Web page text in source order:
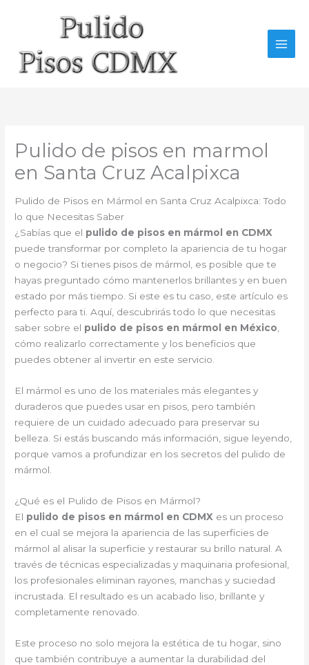
Pulido de pisos en marmol
en Santa Cruz Acalpixca
Pulido de Pisos en Mármol en Santa Cruz Acalpixca: Todo
lo que Necesitas Saber
¿Sabías que el pulido de pisos en mármol en CDMX
puede transformar por completo la apariencia de tu hogar
o negocio? Si tienes pisos de mármol, es posible que te
hayas preguntado cómo mantenerlos brillantes y en buen
estado por más tiempo. Si este es tu caso, este artículo es
perfecto para ti. Aquí, descubrirás todo lo que necesitas
saber sobre el pulido de pisos en mármol en México,
cómo realizarlo correctamente y los beneficios que
puedes obtener al invertir en este servicio.
El mármol es uno de los materiales más elegantes y
duraderos que puedes usar en pisos, pero también
requiere de un cuidado adecuado para preservar su
belleza. Si estás buscando más información, sigue leyendo,
porque vamos a profundizar en los secretos del pulido de
mármol.
¿Qué es el Pulido de Pisos en Mármol?
El pulido de pisos en mármol en CDMX es un proceso
en el cual se mejora la apariencia de las superficies de
mármol al alisar la superficie y restaurar su brillo natural. A
través de técnicas especializadas y maquinaria profesional,
los profesionales eliminan rayones, manchas y suciedad
incrustada. El resultado es un acabado liso, brillante y
completamente renovado.
Este proceso no solo mejora la estética de tu hogar, sino
que también contribuye a aumentar la durabilidad del